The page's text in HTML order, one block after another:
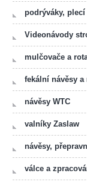
podrýváky, plecí
Videonávody
mulčovače a
fekální návěsy a
návěsy WTC
valníky Zaslaw
návěsy,
válce a